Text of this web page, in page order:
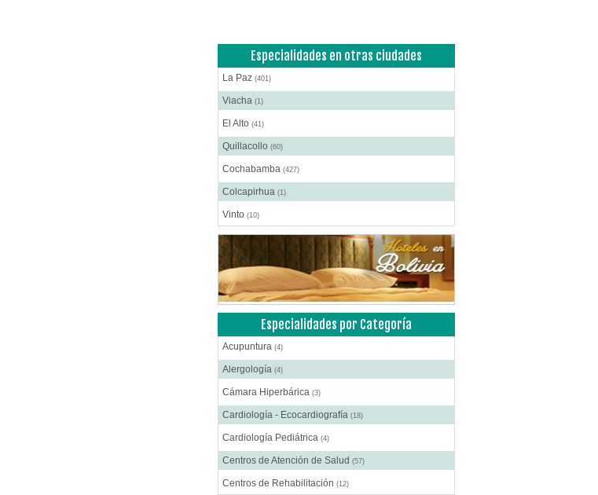
Especialidades en otras ciudades
La Paz (401)
Viacha (1)
El Alto (41)
Quillacollo (60)
Cochabamba (427)
Colcapirhua (1)
Vinto (10)
Sacaba
Santa Cruz de la Sierra(42)
Oruro
Tarija(7)
(3)
Sucre(7)
Potosí(3)
Especialidades por Categoría
Acupuntura (4)
Alergología (4)
Cámara Hiperbárica (3)
Cardiología - Ecocardiografía (18)
Cardiología Pediátrica (4)
Centros de Atención de Salud (57)
Centros de Rehabilitación (12)